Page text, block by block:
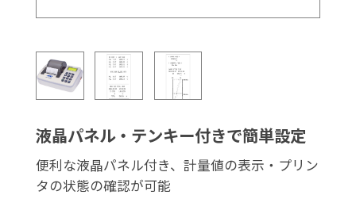
液晶パネル・テンキー付きで簡単設定
便利な液晶パネル付き、計量値の表示・プリン
タの状態の確認が可能